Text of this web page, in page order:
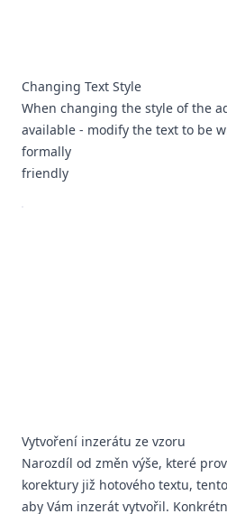
Changing Text Style
When changing the style of the
available - modify the text to be
formally
friendly
Vytvoření inzerátu ze vzoru
Narozdíl od změn výše, které
korektury již hotového textu,
aby Vám inzerát vytvořil.